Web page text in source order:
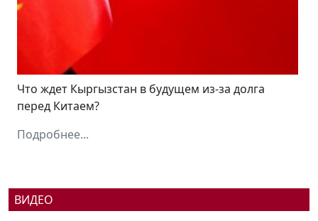
Что ждет Кыргызстан в будущем из-за долга
перед Китаем?
Подробнее...
ВИДЕО